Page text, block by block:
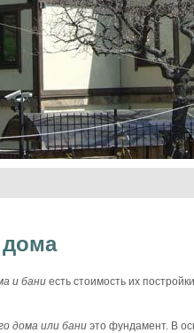
и бани есть стоимость их постройки
дома или бани это фундамент. В